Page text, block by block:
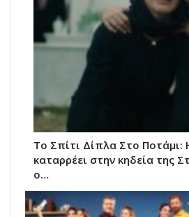
Το Σπίτι Δίπλα Στο Ποτάμι:
καταρρέει στην κηδεία της
ο…